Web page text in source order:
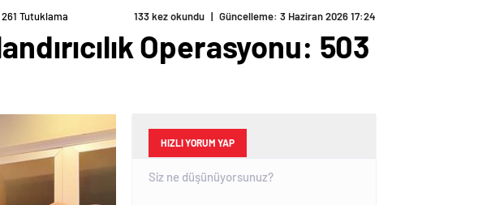
261 Tutuklama 133 kez okundu | Güncelleme: 3 Haziran 2026 17:24
Operasyonu: 503
HIZLI YORUM YAP